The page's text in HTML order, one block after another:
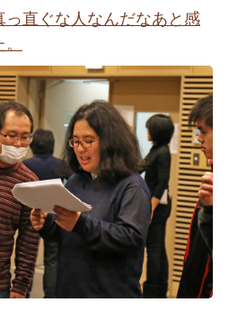
っ直ぐな人なんだなあと感